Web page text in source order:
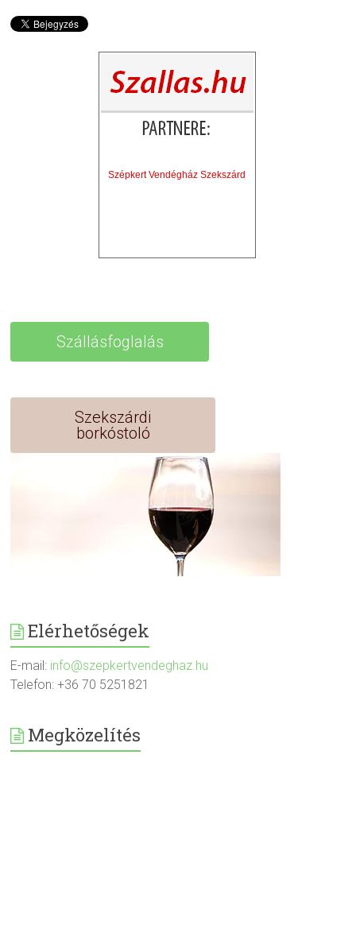
Szépkert Vendégház Szekszárd
Szállásfoglalás
Szekszárdi
borkóstoló
Elérhetőségek
E-mail: info@szepkertvendeghaz.hu
Telefon: +36 70 5251821
Megközelítés